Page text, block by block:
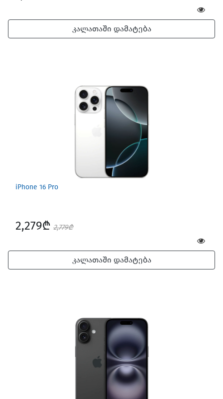
კალათაში დამატება
iPhone 16 Pro
2,279₾ 2,779₾
კალათაში დამატება